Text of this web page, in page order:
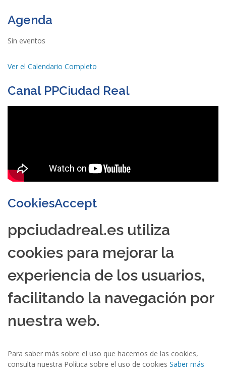
Agenda
Sin eventos
Ver el Calendario Completo
Canal PPCiudad Real
CookiesAccept
ppciudadreal.es utiliza
cookies para mejorar la
experiencia de los usuarios,
facilitando la navegación por
nuestra web.
Para saber más sobre el uso que hacemos de las cookies,
consulta nuestra Política sobre el uso de cookies Saber más